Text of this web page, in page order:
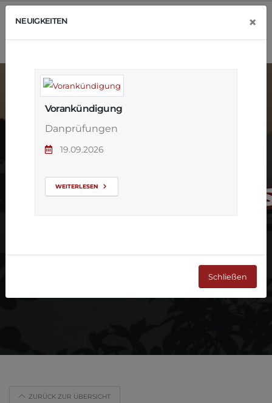
NEUIGKEITEN ×
Vorankündigung
Danprüfungen
19.09.2026
WEITERLESEN
Schließen
Kostenloser
Familie!
ZURÜCK ZUR ÜBERSICHT